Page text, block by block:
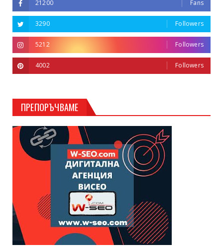
21200 Fans
3290 Followers
5212 Followers
4002 Followers
ПРЕПОРЪЧВАМЕ